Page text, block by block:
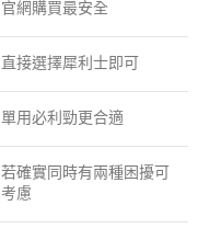
官網購買最安全
直接選擇犀利士即可
單用必利勁更合適
若確實同時有兩種困擾可
考慮